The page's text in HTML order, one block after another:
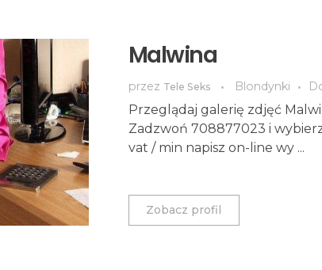
Malwina
przez Tele Seks Blondynki
Przeglądaj galerię zdjęć
Zadzwoń 708877023 i
vat / min napisz on-line wy ...
Zobacz profil